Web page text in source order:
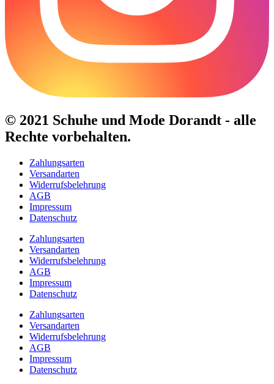
© 2021 Schuhe und Mode Dorandt - alle
Rechte vorbehalten.
Zahlungsarten
Versandarten
Widerrufsbelehrung
AGB
Impressum
Datenschutz
Zahlungsarten
Versandarten
Widerrufsbelehrung
AGB
Impressum
Datenschutz
Zahlungsarten
Versandarten
Widerrufsbelehrung
AGB
Impressum
Datenschutz